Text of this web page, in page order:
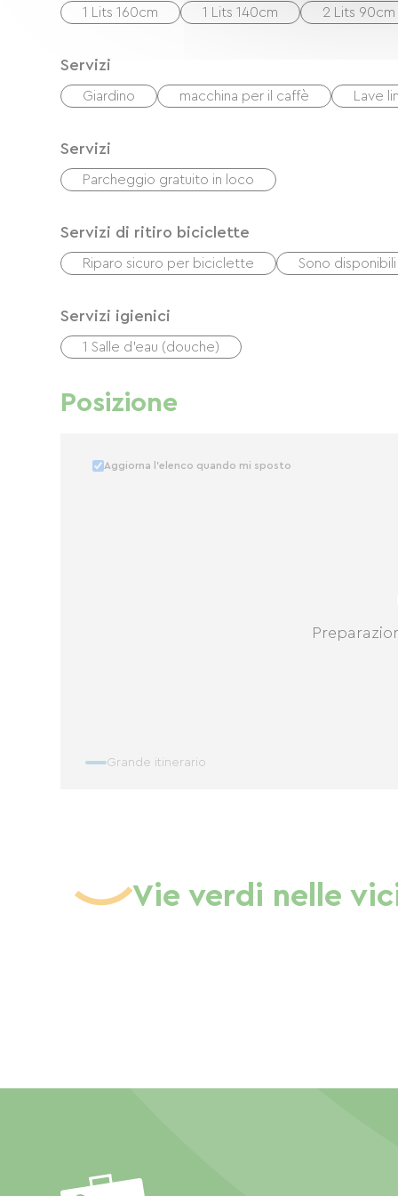
1 Lits 160cm 1 Lits 140cm 2 Lits 90cm
Servizi
Giardino macchina per il caffè Lave
Servizi
Parcheggio gratuito in loco
Servizi di ritiro biciclette
Riparo sicuro per biciclette Sono
Servizi igienici
1 Salle d'eau (douche)
Posizione
Aggiorna l'elenco quando mi sposto
Grande itinerario
Vie verdi nelle